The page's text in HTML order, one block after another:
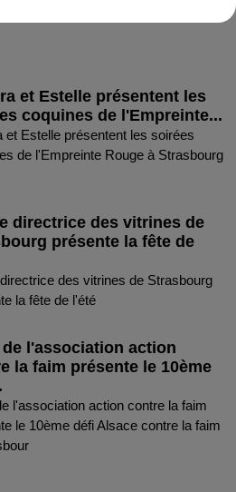
et Estelle présentent les
coquines de l'Empreinte...
et Estelle présentent les soirées
de l'Empreinte Rouge à Strasbourg
directrice des vitrines de
présente la fête de
des vitrines de Strasbourg
la fête de l'été
de l'association action
la faim présente le 10ème
l'association action contre la faim
le 10ème défi Alsace contre la faim